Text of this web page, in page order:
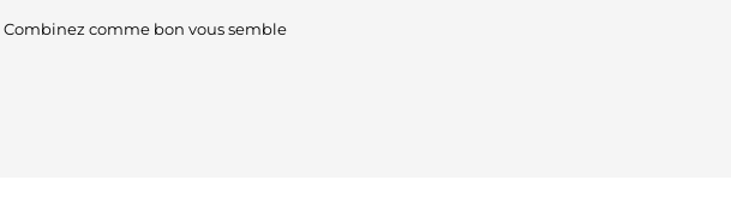
Combinez comme bon vous semble